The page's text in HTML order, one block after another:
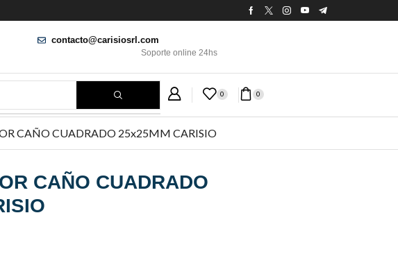
contacto@carisiosrl.com
Soporte online 24hs
0 0
CAÑO CUADRADO 25x25MM CARISIO
CAÑO CUADRADO